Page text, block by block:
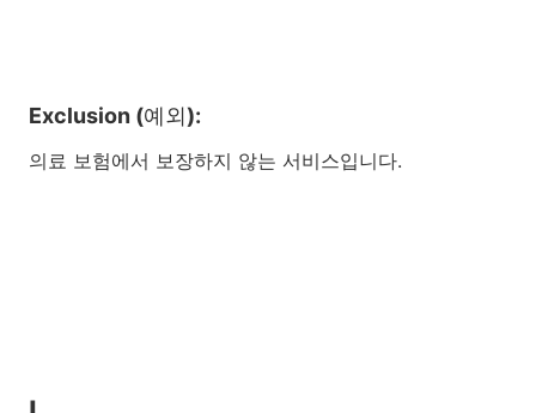
Exclusion (예외):
의료 보험에서 보장하지 않는 서비스입니다.